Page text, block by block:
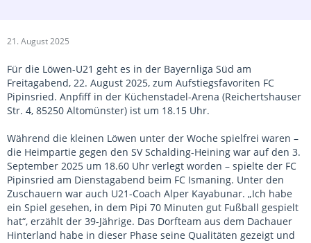
21. August 2025
Für die Löwen-U21 geht es in der Bayernliga Süd am
Freitagabend, 22. August 2025, zum Aufstiegsfavoriten FC
Pipinsried. Anpfiff in der Küchenstadel-Arena (Reichertshauser
Str. 4, 85250 Altomünster) ist um 18.15 Uhr.
Während die kleinen Löwen unter der Woche spielfrei waren –
die Heimpartie gegen den SV Schalding-Heining war auf den 3.
September 2025 um 18.60 Uhr verlegt worden – spielte der FC
Pipinsried am Dienstagabend beim FC Ismaning. Unter den
Zuschauern war auch U21-Coach Alper Kayabunar. „Ich habe
ein Spiel gesehen, in dem Pipi 70 Minuten gut Fußball gespielt
hat“, erzählt der 39-Jährige. Das Dorfteam aus dem Dachauer
Hinterland habe in dieser Phase seine Qualitäten gezeigt und